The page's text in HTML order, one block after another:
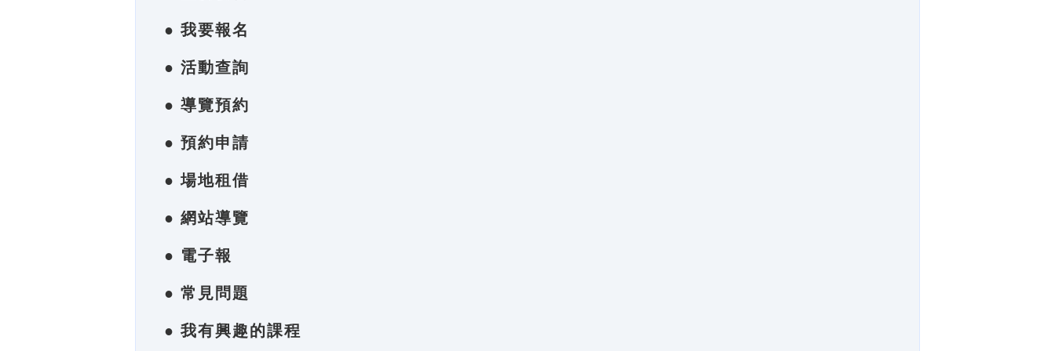
● 我要報名
● 活動查詢
● 導覽預約
● 預約申請
● 場地租借
● 網站導覽
● 電子報
● 常見問題
● 我有興趣的課程